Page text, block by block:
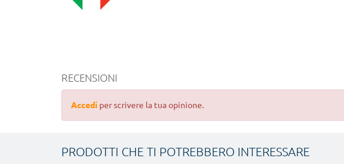
RECENSIONI
Accedi per scrivere la tua opinione.
PRODOTTI CHE TI POTREBBERO INTERESSARE